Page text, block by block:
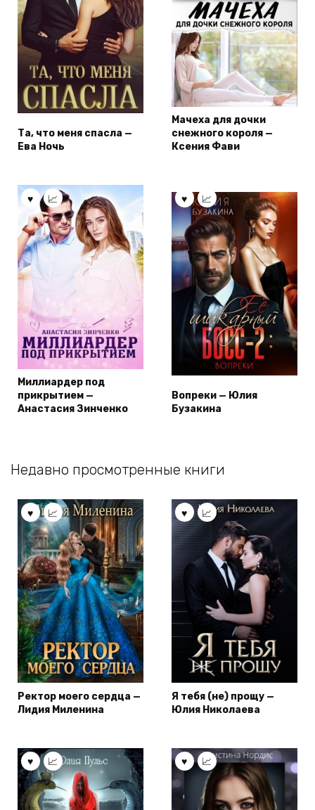
Та, что меня спасла —
Ева Ночь
Мачеха для дочки
снежного короля —
Ксения Фави
Миллиардер под
прикрытием —
Анастасия Зинченко
Вопреки — Юлия
Бузакина
Недавно просмотренные книги
Ректор моего сердца —
Лидия Миленина
Я тебя (не) прощу —
Юлия Николаева